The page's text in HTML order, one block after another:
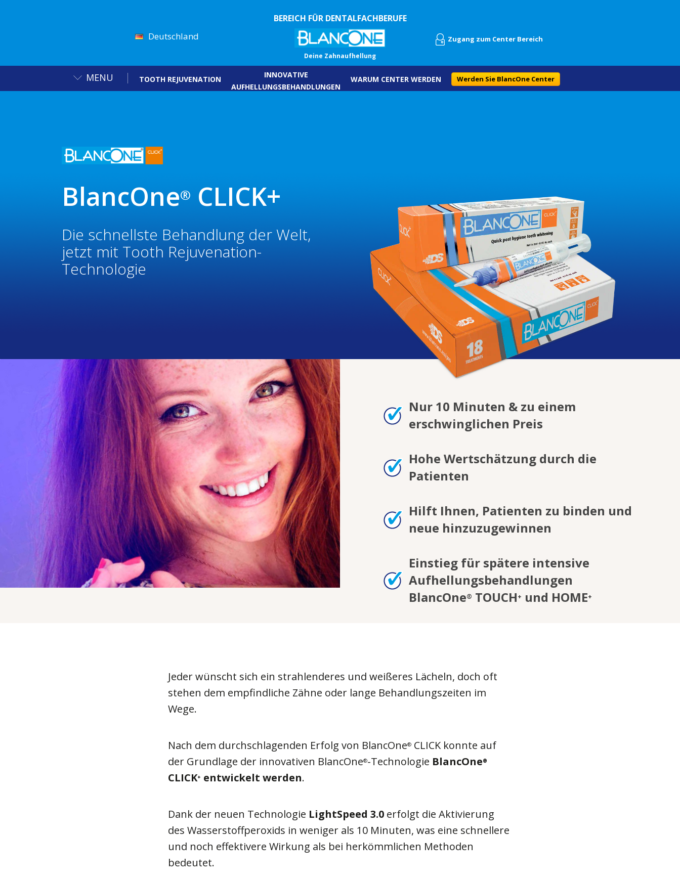
Deutschland
BEREICH FÜR DENTALFACHBERUFE
Deine Zahnaufhellung
Zugang zum Center Bereich
MENU TOOTH REJUVENATION
INNOVATIVE
AUFHELLUNGSBEHANDLUNGEN
WARUM CENTER WERDEN Werden Sie BlancOne Center
BlancOne® CLICK+
Die schnellste Behandlung der Welt,
jetzt mit Tooth Rejuvenation-
Technologie
Nur 10 Minuten & zu einem
erschwinglichen Preis
Hohe Wertschätzung durch die
Patienten
Hilft Ihnen, Patienten zu binden und
neue hinzuzugewinnen
Einstieg für spätere intensive
Aufhellungsbehandlungen
BlancOne® TOUCH+ und HOME+
Jeder wünscht sich ein strahlenderes und weißeres Lächeln, doch oft
stehen dem empfindliche Zähne oder lange Behandlungszeiten im
Wege.
Nach dem durchschlagenden Erfolg von BlancOne® CLICK konnte auf
der Grundlage der innovativen BlancOne®-Technologie BlancOne®
CLICK+ entwickelt werden.
Dank der neuen Technologie LightSpeed 3.0 erfolgt die Aktivierung
des Wasserstoffperoxids in weniger als 10 Minuten, was eine schnellere
und noch effektivere Wirkung als bei herkömmlichen Methoden
bedeutet.